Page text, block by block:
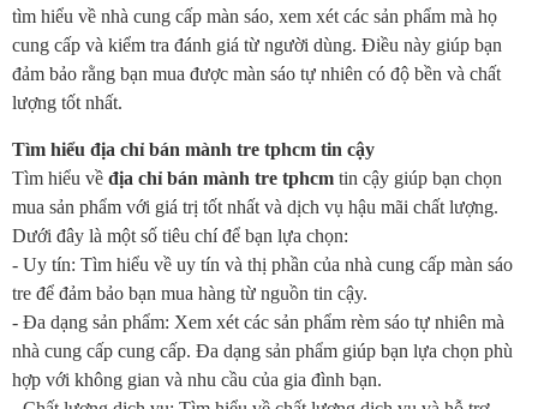
tìm hiểu về nhà cung cấp màn sáo, xem xét các sản phẩm mà họ
cung cấp và kiểm tra đánh giá từ người dùng. Điều này giúp bạn
đảm bảo rằng bạn mua được màn sáo tự nhiên có độ bền và chất
lượng tốt nhất.
Tìm hiểu địa chỉ bán mành tre tphcm tin cậy
Tìm hiểu về địa chỉ bán mành tre tphcm tin cậy giúp bạn chọn
mua sản phẩm với giá trị tốt nhất và dịch vụ hậu mãi chất lượng.
Dưới đây là một số tiêu chí để bạn lựa chọn:
- Uy tín: Tìm hiểu về uy tín và thị phần của nhà cung cấp màn sáo
tre để đảm bảo bạn mua hàng từ nguồn tin cậy.
- Đa dạng sản phẩm: Xem xét các sản phẩm rèm sáo tự nhiên mà
nhà cung cấp cung cấp. Đa dạng sản phẩm giúp bạn lựa chọn phù
hợp với không gian và nhu cầu của gia đình bạn.